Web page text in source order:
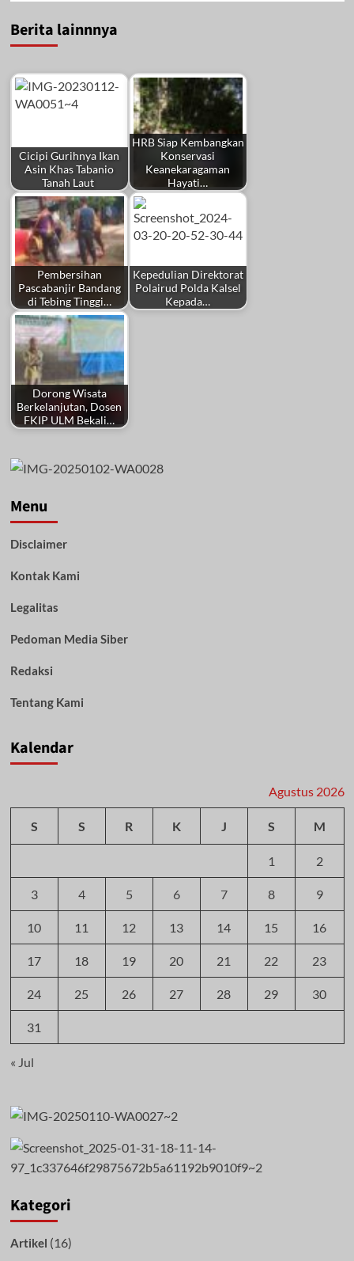
Berita lainnnya
Cicipi Gurihnya Ikan
Asin Khas Tabanio
Tanah Laut
HRB Siap Kembangkan
Konservasi
Keanekaragaman
Hayati…
Pembersihan
Pascabanjir Bandang
di Tebing Tinggi…
Kepedulian Direktorat
Polairud Polda Kalsel
Kepada…
Dorong Wisata
Berkelanjutan, Dosen
FKIP ULM Bekali…
Menu
Disclaimer
Kontak Kami
Legalitas
Pedoman Media Siber
Redaksi
Tentang Kami
Kalendar
Agustus 2026
S S R K J S M
1 2
3 4 5 6 7 8 9
10 11 12 13 14 15 16
17 18 19 20 21 22 23
24 25 26 27 28 29 30
31
« Jul
Kategori
Artikel (16)